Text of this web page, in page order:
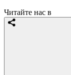
Читайте нас в